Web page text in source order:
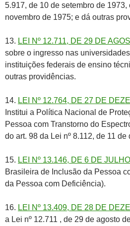
5.917, de 10 de setembro de 1973,
novembro de 1975; e dá outras
13. LEI Nº 12.711, DE 29 DE
sobre o ingresso nas
instituições federais de ensino
outras providências.
14. LEI Nº 12.764, DE 27 DE
Institui a Política Nacional de
Pessoa com Transtorno do
do art. 98 da Lei nº 8.112, de 11
15. LEI Nº 13.146, DE 6 DE
Brasileira de Inclusão da Pessoa
da Pessoa com Deficiência).
16. LEI Nº 13.409, DE 28 DE
a Lei nº 12.711 , de 29 de agosto